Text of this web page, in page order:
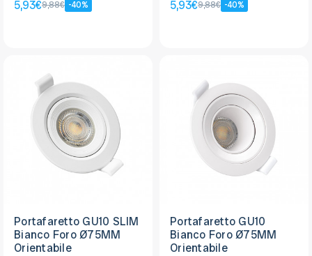
5,93€9,88€ -40% 5,93€9,88€ -40%
Portafaretto GU10 SLIM
Bianco Foro Ø75MM
Orientabile
Portafaretto GU10
Bianco Foro Ø75MM
Orientabile